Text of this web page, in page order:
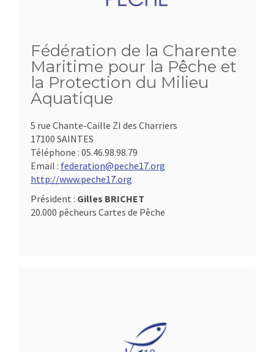
Fédération de la Charente
Maritime pour la Pêche et
la Protection du Milieu
Aquatique
5 rue Chante-Caille ZI des Charriers
17100 SAINTES
Téléphone : 05.46.98.98.79
Email : federation@peche17.org
http://www.peche17.org
Président : Gilles BRICHET
20.000 pêcheurs Cartes de Pêche